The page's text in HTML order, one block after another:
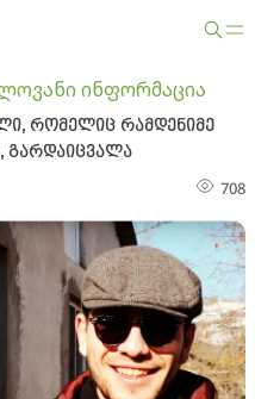
ინფორმაცია
რომელიც რამდენიმე
გარდაიცვალა
708